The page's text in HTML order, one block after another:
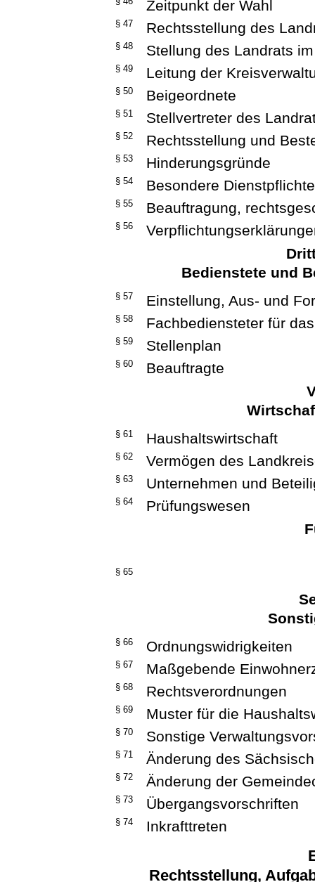
Zeitpunkt der Wahl
§ 47 Rechtsstellung des
§ 48 Stellung des Landrats
§ 49 Leitung der
§ 50 Beigeordnete
§ 51 Stellvertreter des
§ 52 Rechtsstellung und
§ 53 Hinderungsgründe
§ 54 Besondere
§ 55 Beauftragung,
§ 56
Bedienstete und
§ 57 Einstellung, Aus- und
§ 58 Fachbediensteter für
§ 59 Stellenplan
§ 60
Beauftragte
§ 61 Haushaltswirtschaft
§ 62 Vermögen des
§ 63 Unternehmen und
§ 64
Prüfungswesen
§ 65
§ 66 Ordnungswidrigkeiten
§ 67 Maßgebende
§ 68 Rechtsverordnungen
§ 69 Muster für die
§ 70 Sonstige
§ 71 Änderung des
§ 72 Änderung der
§ 73 Übergangsvorschriften
§ 74 Inkrafttreten
Rechtsstellung,